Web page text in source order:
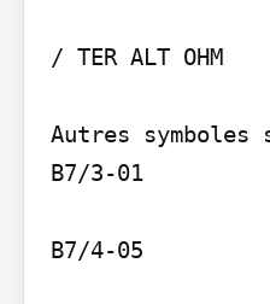
/ TER ALT OHM
Autres symboles
B7/3-01
B7/4-05